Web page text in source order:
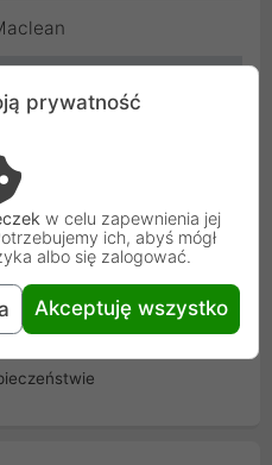
miesiące
prywatność
w celu zapewnienia jej
ich, abyś mógł
albo się zalogować.
Akceptuję wszystko